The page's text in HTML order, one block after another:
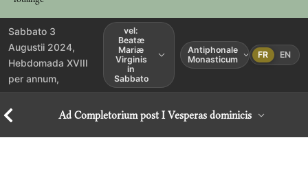
Sabbato 3
Augustii 2024,
Hebdomada XVIII
per annum,
vel:
Beatæ
Mariæ
Virginis
in
Sabbato
Antiphonale
Monasticum
FR EN
Ad Completorium post I Vesperas dominicis